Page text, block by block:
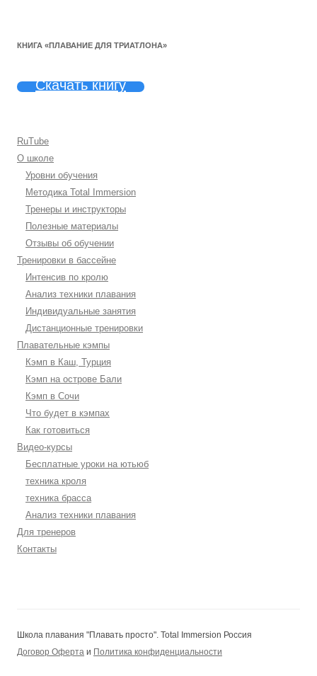
КНИГА «ПЛАВАНИЕ ДЛЯ ТРИАТЛОНА»
Скачать книгу
RuTube
О школе
Уровни обучения
Методика Total Immersion
Тренеры и инструкторы
Полезные материалы
Отзывы об обучении
Тренировки в бассейне
Интенсив по кролю
Анализ техники плавания
Индивидуальные занятия
Дистанционные тренировки
Плавательные кэмпы
Кэмп в Каш, Турция
Кэмп на острове Бали
Кэмп в Сочи
Что будет в кэмпах
Как готовиться
Видео-курсы
Бесплатные уроки на ютьюб
техника кроля
техника брасса
Анализ техники плавания
Для тренеров
Контакты
Школа плавания "Плавать просто". Total Immersion Россия
Договор Оферта и Политика конфиденциальности